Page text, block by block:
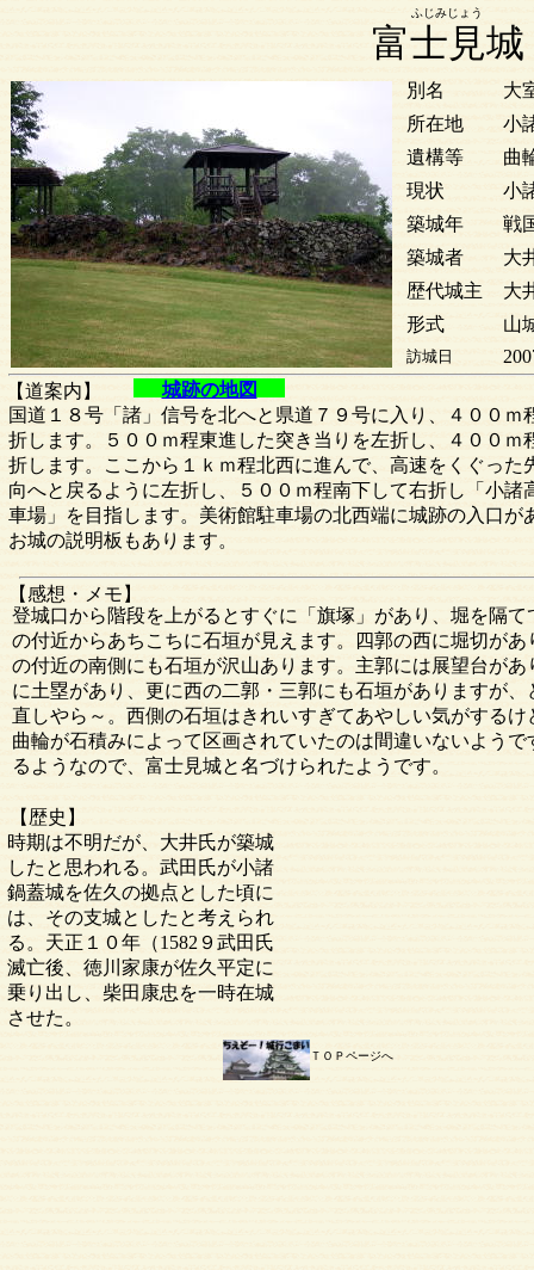
城跡の地図
富士見城
別名
大
所在地
小
遺構等
曲
現状
小
築城年
戦
築城者
大
歴代城主
大
形式
山
訪城日
【道案内】
時期は不明だが、大井氏が築城
したと思われる。武田氏が小諸
鍋蓋城を佐久の拠点とした頃に
は、その支城としたと考えられ
る。天正１０年（1582９武田氏
滅亡後、徳川家康が佐久平定に
乗り出し、柴田康忠を一時在城
させた。
【歴史】
【感想・メモ】
ふじみじょう
ＴＯＰページへ
国道１８号「諸」信号を北へと県道７９号に入り、４００ｍ
折します。５００ｍ程東進した突き当りを左折し、４００ｍ
折します。ここから１ｋｍ程北西に進んで、高速をくぐった
向へと戻るように左折し、５００ｍ程南下して右折し「小諸
車場」を目指します。美術館駐車場の北西端に城跡の入口が
お城の説明板もあります。
登城口から階段を上がるとすぐに「旗塚」があり、堀を隔
の付近からあちこちに石垣が見えます。四郭の西に堀切が
の付近の南側にも石垣が沢山あります。主郭には展望台が
に土塁があり、更に西の二郭・三郭にも石垣がありますが
直しやら～。西側の石垣はきれいすぎてあやしい気がする
曲輪が石積みによって区画されていたのは間違いないよう
るようなので、富士見城と名づけられたようです。